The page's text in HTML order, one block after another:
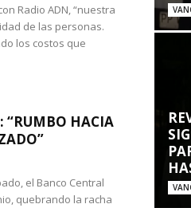
Radio ADN, “nuestra
de las personas.
los costos que
“RUMBO HACIA
el Banco Central
quebrando la racha